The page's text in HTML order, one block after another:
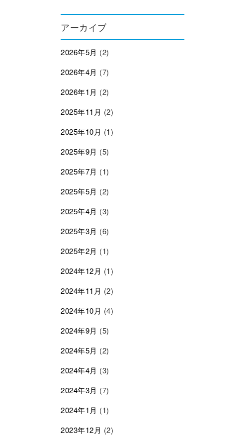
アーカイブ
2026年5月 (2)
2026年4月 (7)
2026年1月 (2)
2025年11月 (2)
2025年10月 (1)
2025年9月 (5)
2025年7月 (1)
2025年5月 (2)
2025年4月 (3)
2025年3月 (6)
2025年2月 (1)
2024年12月 (1)
2024年11月 (2)
2024年10月 (4)
2024年9月 (5)
2024年5月 (2)
2024年4月 (3)
2024年3月 (7)
2024年1月 (1)
2023年12月 (2)